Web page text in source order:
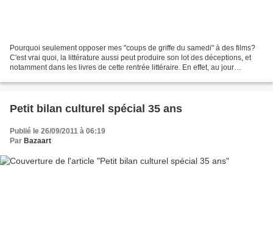
Pourquoi seulement opposer mes "coups de griffe du samedi" à des films?
C'est vrai quoi, la littérature aussi peut produire son lot des déceptions, et
notamment dans les livres de cette rentrée littéraire. En effet, au jour
Petit bilan culturel spécial 35 ans
Publié le 26/09/2011 à 06:19
Par Bazaart